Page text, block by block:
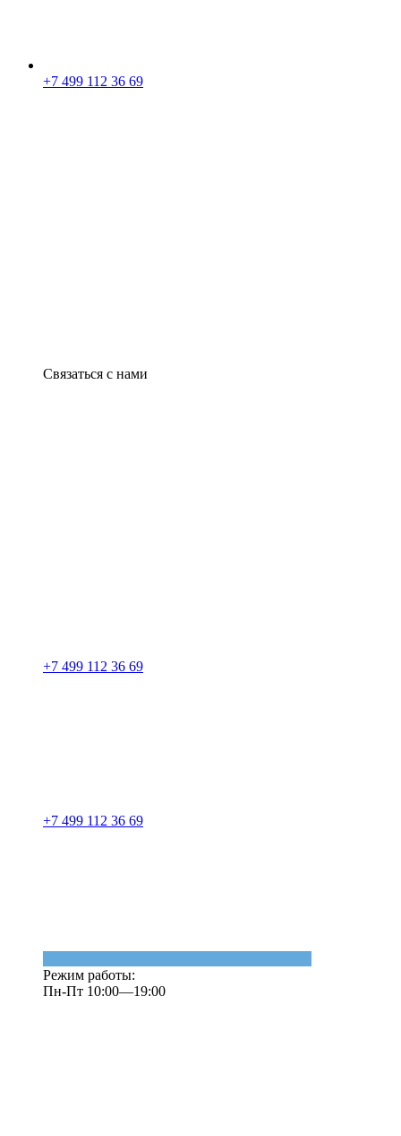
+7 499 112 36 69
Связаться с нами
+7 499 112 36 69
+7 499 112 36 69
Режим работы:
Пн-Пт 10:00—19:00